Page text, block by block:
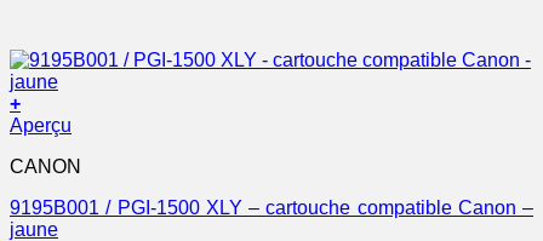
+
Aperçu
CANON
9195B001 / PGI-1500 XLY – cartouche compatible Canon –
jaune